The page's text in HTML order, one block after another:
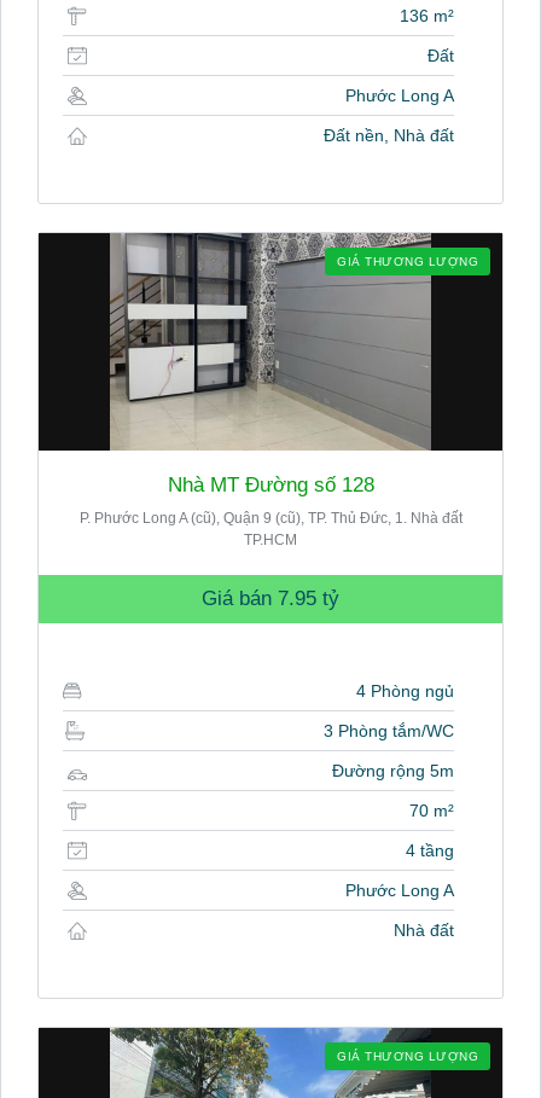
136 m²
Đất
Phước Long A
Đất nền, Nhà đất
GIÁ THƯƠNG LƯỢNG
Nhà MT Đường số 128
P. Phước Long A (cũ), Quận 9 (cũ), TP. Thủ Đức, 1. Nhà đất
TP.HCM
Giá bán 7.95 tỷ
4 Phòng ngủ
3 Phòng tắm/WC
Đường rộng 5m
70 m²
4 tầng
Phước Long A
Nhà đất
GIÁ THƯƠNG LƯỢNG